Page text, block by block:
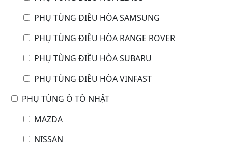
PHỤ TÙNG ĐIỀU HÒA SAMSUNG
PHỤ TÙNG ĐIỀU HÒA RANGE ROVER
PHỤ TÙNG ĐIỀU HÒA SUBARU
PHỤ TÙNG ĐIỀU HÒA VINFAST
PHỤ TÙNG Ô TÔ NHẬT
MAZDA
NISSAN